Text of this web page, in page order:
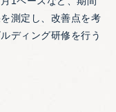
測定し、改善点を考
ディング研修を行う